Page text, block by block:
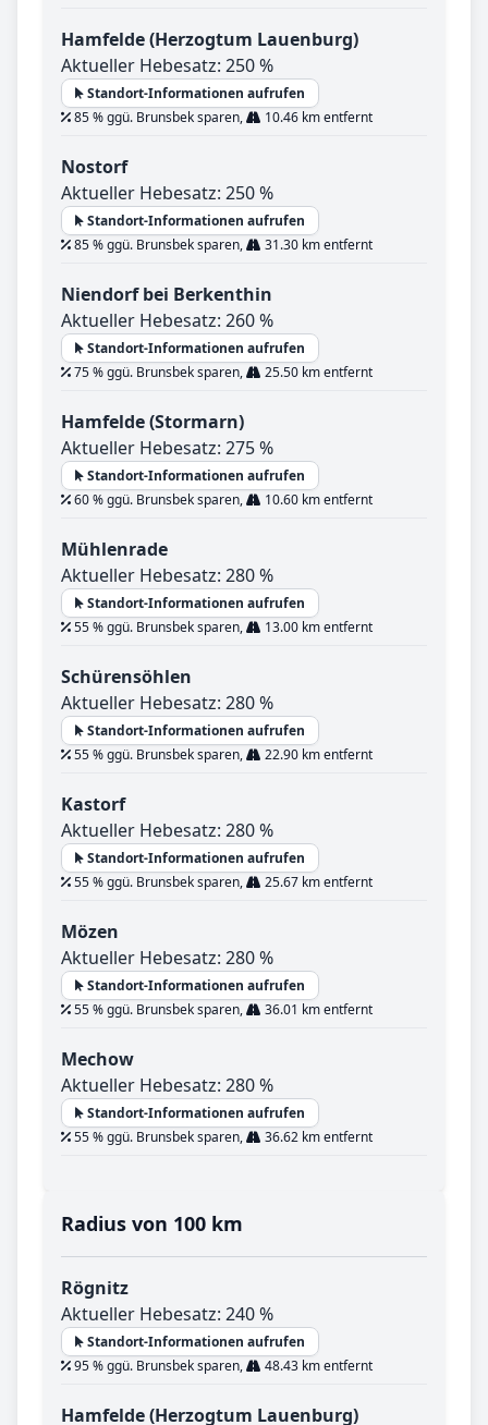
Hamfelde (Herzogtum Lauenburg)
Aktueller Hebesatz: 250 %
Standort-Informationen aufrufen
85 % ggü. Brunsbek sparen,
10.46 km entfernt
Nostorf
Aktueller Hebesatz: 250 %
Standort-Informationen aufrufen
85 % ggü. Brunsbek sparen,
31.30 km entfernt
Niendorf bei Berkenthin
Aktueller Hebesatz: 260 %
Standort-Informationen aufrufen
75 % ggü. Brunsbek sparen,
25.50 km entfernt
Hamfelde (Stormarn)
Aktueller Hebesatz: 275 %
Standort-Informationen aufrufen
60 % ggü. Brunsbek sparen,
10.60 km entfernt
Mühlenrade
Aktueller Hebesatz: 280 %
Standort-Informationen aufrufen
55 % ggü. Brunsbek sparen,
13.00 km entfernt
Schürensöhlen
Aktueller Hebesatz: 280 %
Standort-Informationen aufrufen
55 % ggü. Brunsbek sparen,
22.90 km entfernt
Kastorf
Aktueller Hebesatz: 280 %
Standort-Informationen aufrufen
55 % ggü. Brunsbek sparen,
25.67 km entfernt
Mözen
Aktueller Hebesatz: 280 %
Standort-Informationen aufrufen
55 % ggü. Brunsbek sparen,
36.01 km entfernt
Mechow
Aktueller Hebesatz: 280 %
Standort-Informationen aufrufen
55 % ggü. Brunsbek sparen,
36.62 km entfernt
Radius von 100 km
Rögnitz
Aktueller Hebesatz: 240 %
Standort-Informationen aufrufen
95 % ggü. Brunsbek sparen,
48.43 km entfernt
Hamfelde (Herzogtum Lauenburg)